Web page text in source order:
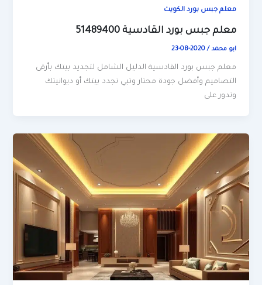
معلم جبس بورد الكويت
معلم جبس بورد القادسية 51489400
ابو محمد/
2020-08-23
معلم جبس بورد القادسية الدليل الشامل لتجديد بيتك بأرقى
التصاميم وأفضل جودة محتار وتبي تجدد بيتك أو ديوانيتك
وتدور على